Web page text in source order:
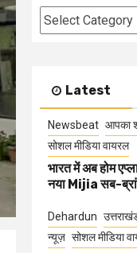
Categories
Latest
Newsbeat आपका
सोशल मीडिया वायरल
भारत में अब होम
नया Mijia सब-
Dehardun
न्यूज़ सोशल मीडिया